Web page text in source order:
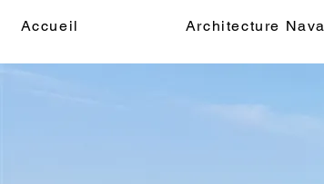
Accueil Architecture